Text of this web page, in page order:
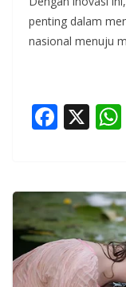
penting dalam
nasional menuju
F
ac
b
o
o
k
X